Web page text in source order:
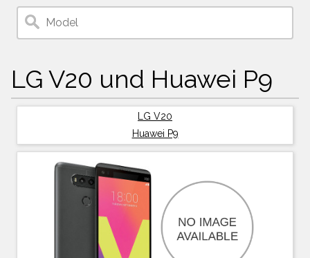
LG V20 und Huawei P9
LG V20
Huawei P9